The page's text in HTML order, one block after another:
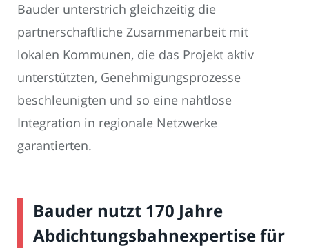
Bauder unterstrich gleichzeitig die
partnerschaftliche Zusammenarbeit mit
lokalen Kommunen, die das Projekt aktiv
unterstützten, Genehmigungsprozesse
beschleunigten und so eine nahtlose
Integration in regionale Netzwerke
garantierten.
Bauder nutzt 170 Jahre
Abdichtungsbahnexpertise für